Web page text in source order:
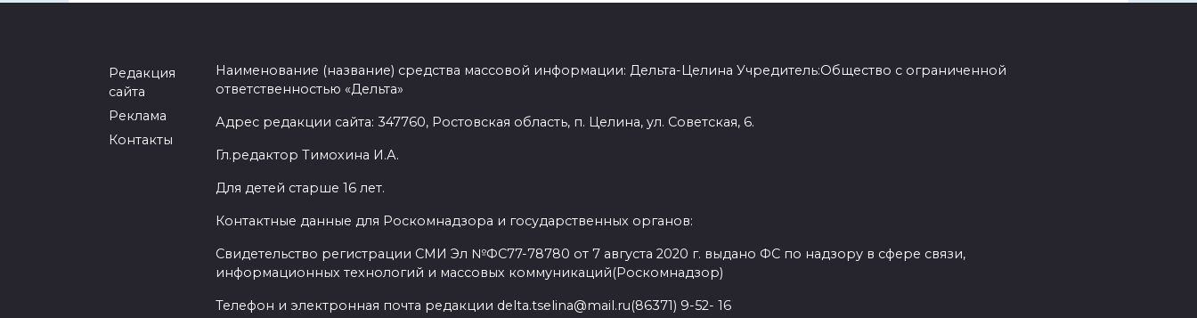
Редакция
сайта
Реклама
Контакты
Наименование (название) средства массовой информации: Дельта-Целина Учредитель:Общество с ограниченной
ответственностью «Дельта»
Адрес редакции сайта: 347760, Ростовская область, п. Целина, ул. Советская, 6.
Гл.редактор Тимохина И.А.
Для детей старше 16 лет.
Контактные данные для Роскомнадзора и государственных органов:
Свидетельство регистрации СМИ Эл №ФС77-78780 от 7 августа 2020 г. выдано ФС по надзору в сфере связи,
информационных технологий и массовых коммуникаций(Роскомнадзор)
Телефон и электронная почта редакции delta.tselina@mail.ru(86371) 9-52- 16